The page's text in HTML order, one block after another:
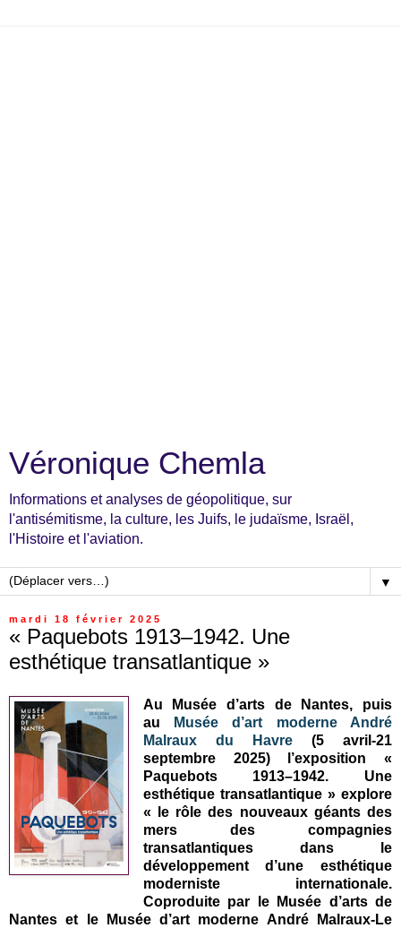
Véronique Chemla
Informations et analyses de géopolitique, sur
l'antisémitisme, la culture, les Juifs, le judaïsme, Israël,
l'Histoire et l'aviation.
▼
mardi 18 février 2025
« Paquebots 1913–1942. Une
esthétique transatlantique »
Au Musée d’arts de Nantes, puis
au
Musée d’art moderne André
Malraux du Havre(5 avril-21
septembre 2025) l’exposition «
Paquebots 1913–1942. Une
esthétique transatlantique » explore
« le rôle des nouveaux géants des
mers des compagnies
transatlantiques dans le
développement d’une esthétique
moderniste internationale.
Coproduite par le Musée d’arts de
Nantes et le Musée d’art moderne André Malraux-Le